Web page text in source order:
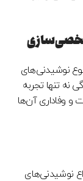
نوشیدنی‌های
نه تنها تجربه
و وفاداری آن‌ها
نوشیدنی‌های